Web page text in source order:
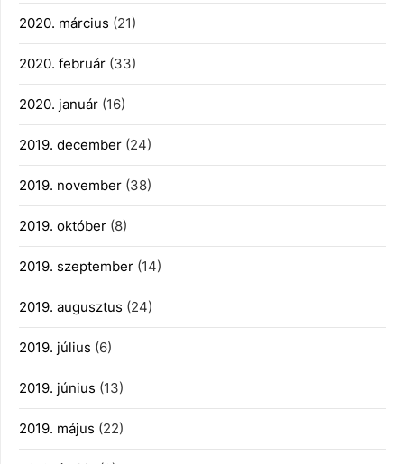
2020. március (21)
2020. február (33)
2020. január (16)
2019. december (24)
2019. november (38)
2019. október (8)
2019. szeptember (14)
2019. augusztus (24)
2019. július (6)
2019. június (13)
2019. május (22)